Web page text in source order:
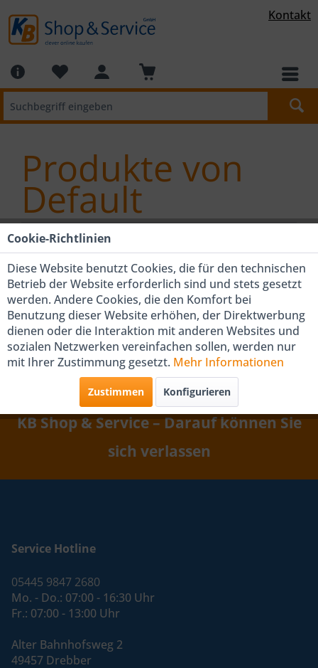
Kontakt
Produkte von
Default
Auswahl verfeinern
KB Shop & Service – Darauf können Sie
sich verlassen
Service Hotline
05445 9847 2680
Mo. - Do.: 07:00 - 16:30 Uhr
Fr.: 07:00 - 13:00 Uhr
Alter Bahnhofsweg 2
49457 Drebber
Cookie-Richtlinien
Diese Website benutzt Cookies, die für den technischen
Betrieb der Website erforderlich sind und stets gesetzt
werden. Andere Cookies, die den Komfort bei
Benutzung dieser Website erhöhen, der Direktwerbung
dienen oder die Interaktion mit anderen Websites und
sozialen Netzwerken vereinfachen sollen, werden nur
mit Ihrer Zustimmung gesetzt. Mehr Informationen
Zustimmen Konfigurieren